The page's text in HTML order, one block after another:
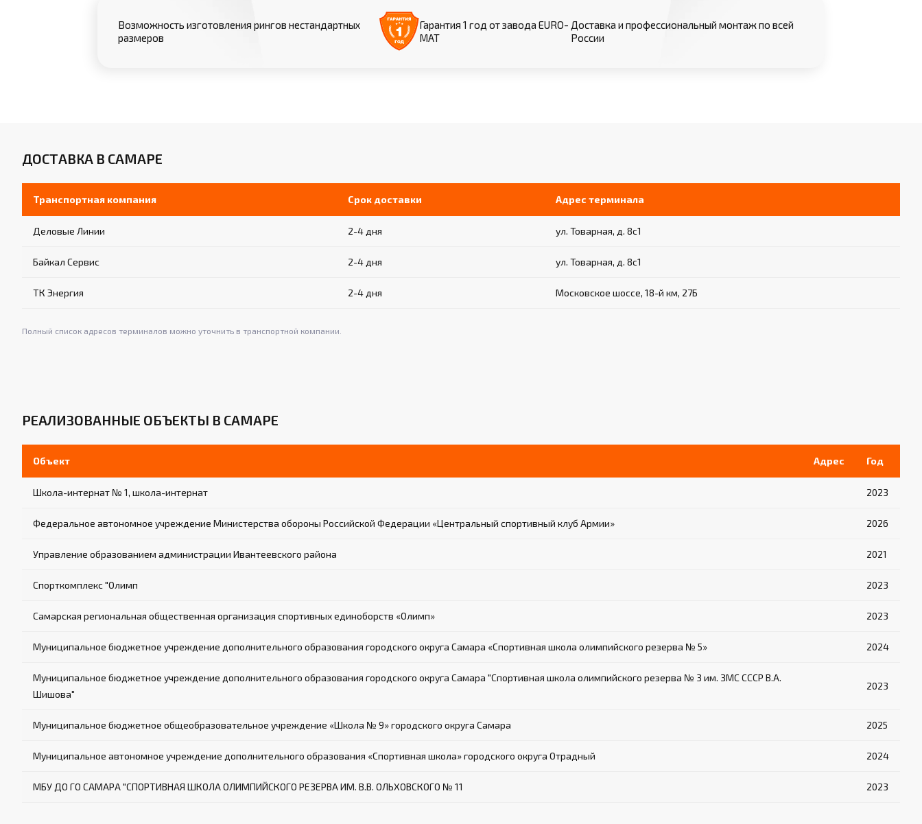
Возможность изготовления рингов нестандартных
размеров
Гарантия 1 год от завода EURO-
МАТ
Доставка и профессиональный монтаж по всей
России
ДОСТАВКА В САМАРЕ
Транспортная компания Срок доставки Адрес терминала
Деловые Линии 2-4 дня ул. Товарная, д. 8с1
Байкал Сервис 2-4 дня ул. Товарная, д. 8с1
ТК Энергия 2-4 дня Московское шоссе, 18-й км, 27Б
Полный список адресов терминалов можно уточнить в транспортной компании.
РЕАЛИЗОВАННЫЕ ОБЪЕКТЫ В САМАРЕ
Объект Адрес Год
Школа-интернат № 1, школа-интернат 2023
Федеральное автономное учреждение Министерства обороны Российской Федерации «Центральный спортивный клуб Армии» 2026
Управление образованием администрации Ивантеевского района 2021
Спорткомплекс "Олимп 2023
Самарская региональная общественная организация спортивных единоборств «Олимп» 2023
Муниципальное бюджетное учреждение дополнительного образования городского округа Самара «Спортивная школа олимпийского резерва № 5» 2024
Муниципальное бюджетное учреждение дополнительного образования городского округа Самара "Спортивная школа олимпийского резерва № 3 им. ЗМС СССР В.А.
Шишова"
2023
Муниципальное бюджетное общеобразовательное учреждение «Школа № 9» городского округа Самара 2025
Муниципальное автономное учреждение дополнительного образования «Спортивная школа» городского округа Отрадный 2024
МБУ ДО ГО САМАРА "СПОРТИВНАЯ ШКОЛА ОЛИМПИЙСКОГО РЕЗЕРВА ИМ. В.В. ОЛЬХОВСКОГО № 11 2023